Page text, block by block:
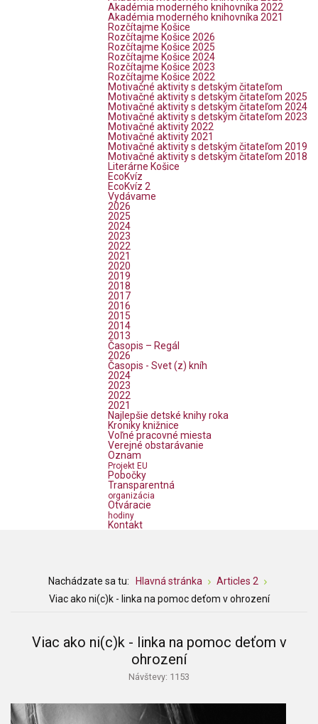
Akadémia moderného knihovníka 2022
Akadémia moderného knihovníka 2021
Rozčítajme Košice
Rozčítajme Košice 2026
Rozčítajme Košice 2025
Rozčítajme Košice 2024
Rozčítajme Košice 2023
Rozčítajme Košice 2022
Motivačné aktivity s detským čitateľom
Motivačné aktivity s detským čitateľom 2025
Motivačné aktivity s detským čitateľom 2024
Motivačné aktivity s detským čitateľom 2023
Motivačné aktivity 2022
Motivačné aktivity 2021
Motivačné aktivity s detským čitateľom 2019
Motivačné aktivity s detským čitateľom 2018
Literárne Košice
EcoKvíz
EcoKvíz 2
Vydávame
2026
2025
2024
2023
2022
2021
2020
2019
2018
2017
2016
2015
2014
2013
Časopis – Regál
2026
Časopis - Svet (z) kníh
2024
2023
2022
2021
Najlepšie detské knihy roka
Kroniky knižnice
Voľné pracovné miesta
Verejné obstarávanie
Oznam
Projekt EU
Pobočky
Transparentná
organizácia
Otváracie
hodiny
Kontakt
Nachádzate sa tu: Hlavná stránka
Articles 2
Viac ako ni(c)k - linka na pomoc deťom v ohrození
Viac ako ni(c)k - linka na pomoc deťom v
ohrození
Návštevy: 1153